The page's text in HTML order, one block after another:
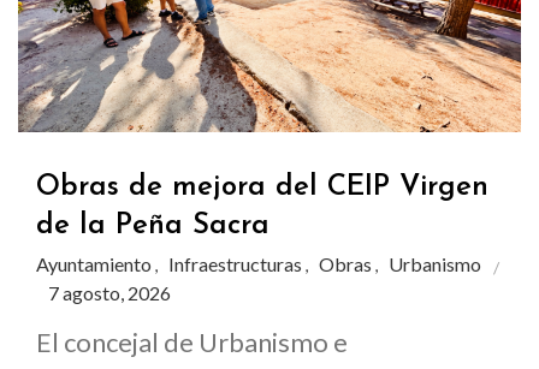
Obras de mejora del CEIP Virgen
de la Peña Sacra
Ayuntamiento , Infraestructuras , Obras , Urbanismo
7 agosto, 2026
El concejal de Urbanismo e